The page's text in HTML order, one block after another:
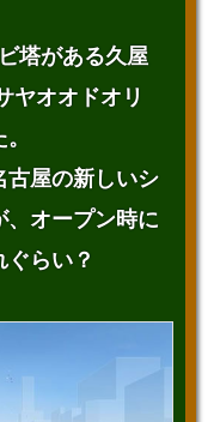
塔がある久屋
ヤオオドオリ
古屋の新しいシ
、オープン時に
らい？